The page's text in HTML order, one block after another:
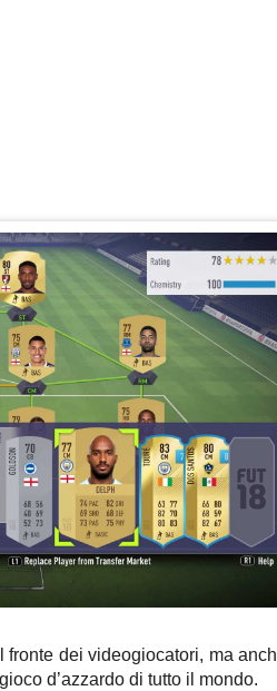
dei videogiocatori, ma
d’azzardo di tutto il mondo.